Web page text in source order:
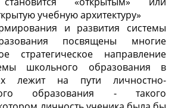
учебную архитектуру»
и развития системы
посвящены многие
стратегическое направление
школьного образования в
лежит на пути личностно-
образования - такого